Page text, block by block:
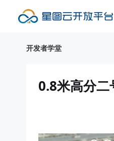
开发者学堂
0.8米高分